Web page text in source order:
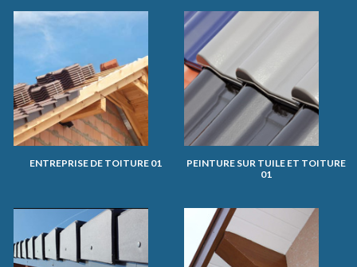
ENTREPRISE DE TOITURE 01
PEINTURE SUR TUILE ET TOITURE
01